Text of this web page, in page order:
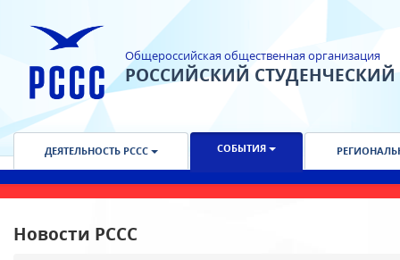
Общероссийская общественная организация
РОССИЙСКИЙ
ДЕЯТЕЛЬНОСТЬ РССС СОБЫТИЯ
Новости РССС